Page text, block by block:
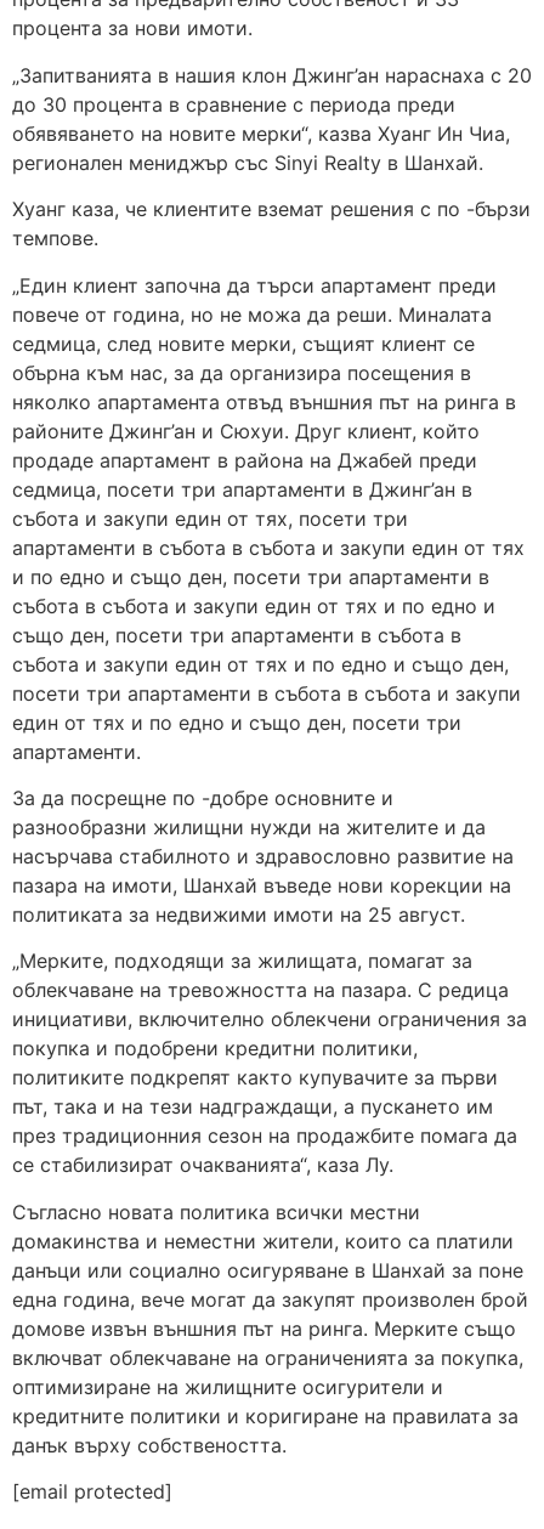
процента за нови имоти.
„Запитванията в нашия клон Джинг’ан нараснаха с 20
до 30 процента в сравнение с периода преди
обявяването на новите мерки“, казва Хуанг Ин Чиа,
регионален мениджър със Sinyi Realty в Шанхай.
Хуанг каза, че клиентите вземат решения с по -бързи
темпове.
„Един клиент започна да търси апартамент преди
повече от година, но не можа да реши. Миналата
седмица, след новите мерки, същият клиент се
обърна към нас, за да организира посещения в
няколко апартамента отвъд външния път на ринга в
районите Джинг’ан и Сюхуи. Друг клиент, който
продаде апартамент в района на Джабей преди
седмица, посети три апартаменти в Джинг’ан в
събота и закупи един от тях, посети три
апартаменти в събота в събота и закупи един от тях
и по едно и също ден, посети три апартаменти в
събота в събота и закупи един от тях и по едно и
също ден, посети три апартаменти в събота в
събота и закупи един от тях и по едно и също ден,
посети три апартаменти в събота в събота и закупи
един от тях и по едно и също ден, посети три
апартаменти.
За да посрещне по -добре основните и
разнообразни жилищни нужди на жителите и да
насърчава стабилното и здравословно развитие на
пазара на имоти, Шанхай въведе нови корекции на
политиката за недвижими имоти на 25 август.
„Мерките, подходящи за жилищата, помагат за
облекчаване на тревожността на пазара. С редица
инициативи, включително облекчени ограничения за
покупка и подобрени кредитни политики,
политиките подкрепят както купувачите за първи
път, така и на тези надграждащи, а пускането им
през традиционния сезон на продажбите помага да
се стабилизират очакванията“, каза Лу.
Съгласно новата политика всички местни
домакинства и неместни жители, които са платили
данъци или социално осигуряване в Шанхай за поне
една година, вече могат да закупят произволен брой
домове извън външния път на ринга. Мерките също
включват облекчаване на ограниченията за покупка,
оптимизиране на жилищните осигурители и
кредитните политики и коригиране на правилата за
данък върху собствеността.
[email protected]